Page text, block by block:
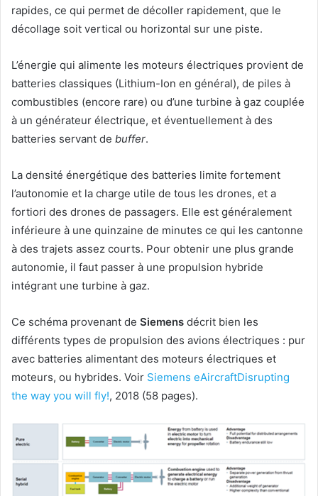
rapides, ce qui permet de décoller rapidement, que le
décollage soit vertical ou horizontal sur une piste.
L’énergie qui alimente les moteurs électriques provient de
batteries classiques (Lithium-Ion en général), de piles à
combustibles (encore rare) ou d’une turbine à gaz couplée
à un générateur électrique, et éventuellement à des
batteries servant de buffer.
La densité énergétique des batteries limite fortement
l’autonomie et la charge utile de tous les drones, et a
fortiori des drones de passagers. Elle est généralement
inférieure à une quinzaine de minutes ce qui les cantonne
à des trajets assez courts. Pour obtenir une plus grande
autonomie, il faut passer à une propulsion hybride
intégrant une turbine à gaz.
Ce schéma provenant de Siemens décrit bien les
différents types de propulsion des avions électriques : pur
avec batteries alimentant des moteurs électriques et
moteurs, ou hybrides. Voir Siemens eAircraftDisrupting
the way you will fly!, 2018 (58 pages).